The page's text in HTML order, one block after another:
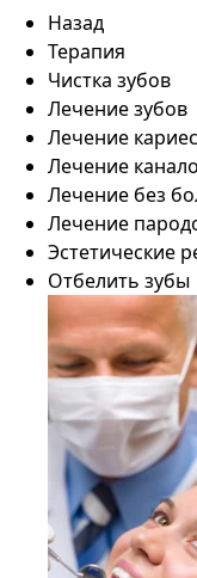
Назад
Терапия
Чистка зубов
Лечение зубов
Лечение
Лечение
Лечение без
Лечение
Эстетические
Отбелить зубы